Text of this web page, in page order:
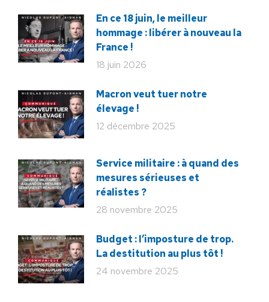
En ce 18 juin, le meilleur
hommage : libérer à nouveau la
France !
18 juin 2026
Macron veut tuer notre
élevage !
12 décembre 2025
Service militaire : à quand des
mesures sérieuses et
réalistes ?
28 novembre 2025
Budget : l’imposture de trop.
La destitution au plus tôt !
24 novembre 2025